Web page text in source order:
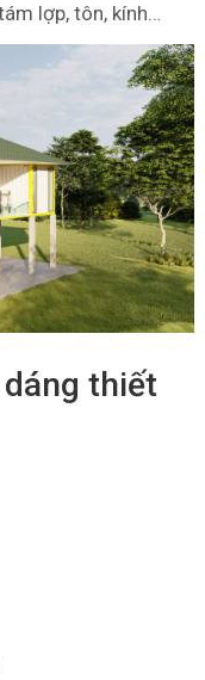
lợp, tôn, kính…
thiết